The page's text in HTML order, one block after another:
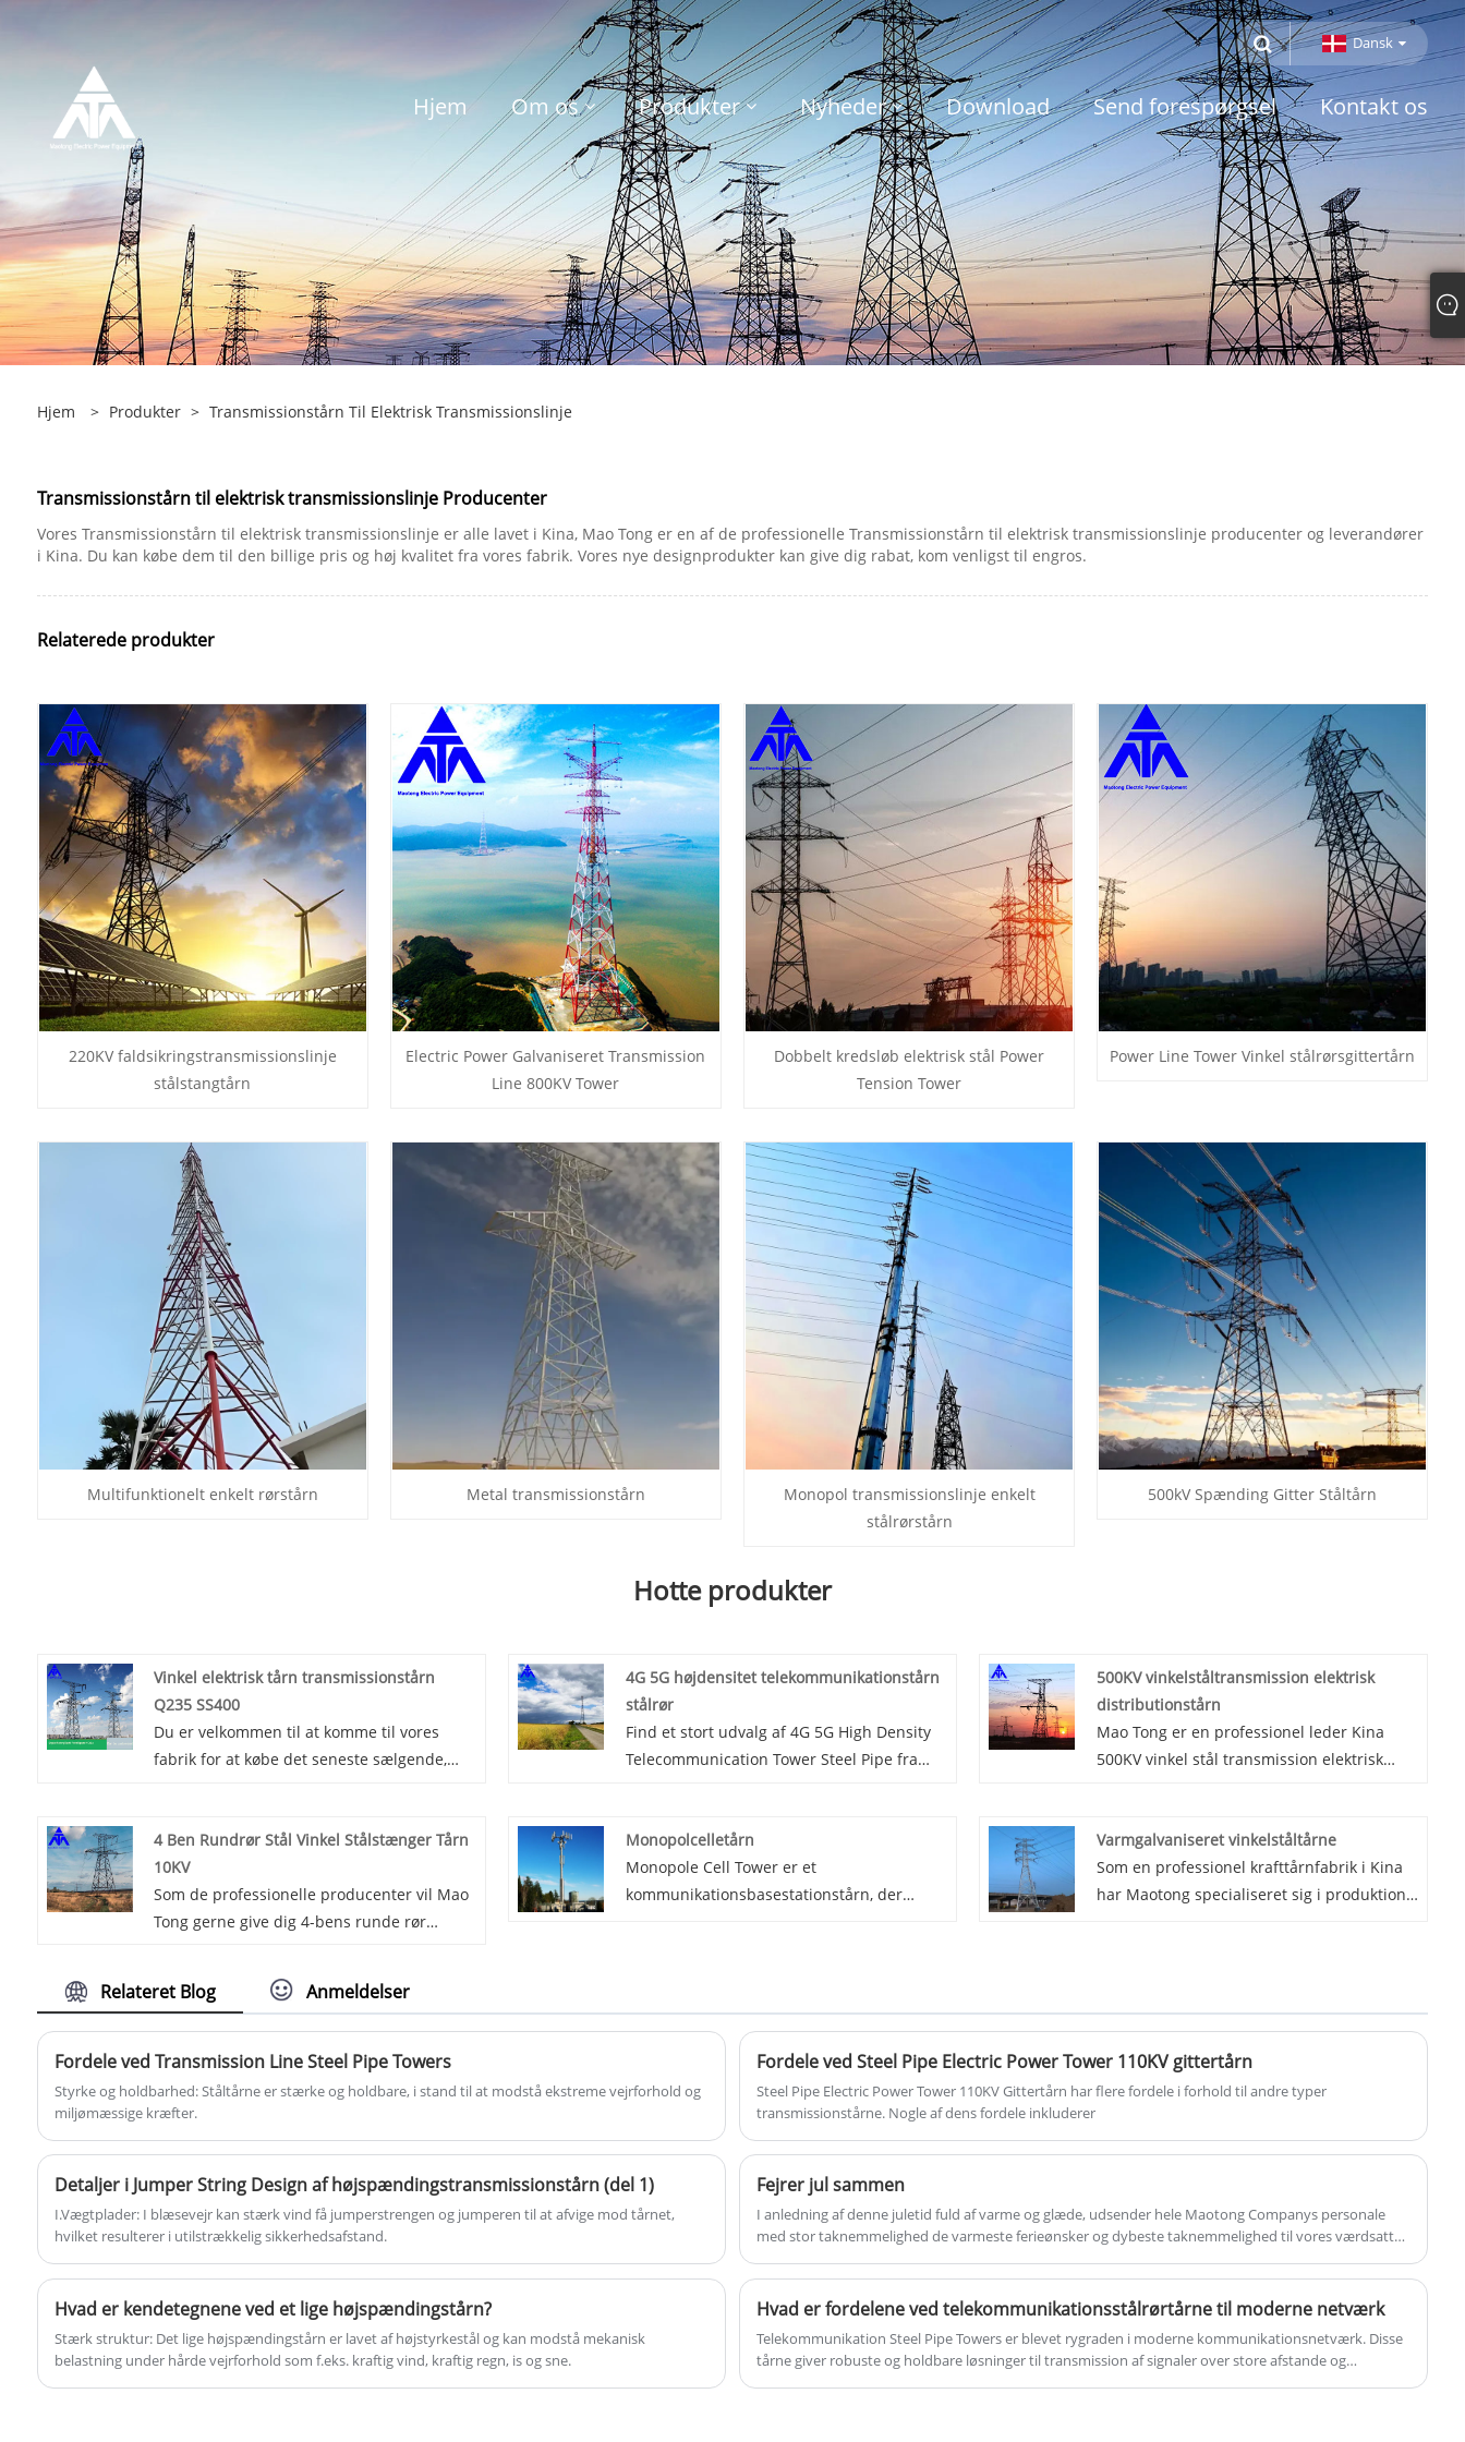
Dansk
Hjem Om os Produkter Nyheder Download Send forespørgsel Kontakt os
Hjem > Produkter > Transmissionstårn Til Elektrisk Transmissionslinje
Transmissionstårn til elektrisk transmissionslinje Producenter
Vores Transmissionstårn til elektrisk transmissionslinje er alle lavet i Kina, Mao Tong er en af ​​de professionelle Transmissionstårn til elektrisk transmissionslinje producenter og leverandører
i Kina. Du kan købe dem til den billige pris og høj kvalitet fra vores fabrik. Vores nye designprodukter kan give dig rabat, kom venligst til engros.
Relaterede produkter
220KV faldsikringstransmissionslinje
stålstangtårn
Electric Power Galvaniseret Transmission
Line 800KV Tower
Dobbelt kredsløb elektrisk stål Power
Tension Tower
Power Line Tower Vinkel stålrørsgittertårn
Multifunktionelt enkelt rørstårn Metal transmissionstårn
Monopol transmissionslinje enkelt
stålrørstårn
500kV Spænding Gitter Ståltårn
Hotte produkter
Vinkel elektrisk tårn transmissionstårn
Q235 SS400
Du er velkommen til at komme til vores
fabrik for at købe det seneste sælgende,
Mao Tong ser frem til at samarbejde med
dig. Niveauet af galvanisering når det
internationale avancerede niveau, og
antikorrosionseffekten kan nå 20-30 år.
4G 5G højdensitet telekommunikationstårn
stålrør
Find et stort udvalg af 4G 5G High Density
Telecommunication Tower Steel Pipe fra
tårnhus, platform, lynafleder, klatrestige og
antennestøtte, og er behandlet med
varmgalvanisering og antikorrosiv.
500KV vinkelståltransmission elektrisk
distributionstårn
Mao Tong er en professionel leder Kina
500KV vinkel stål transmission elektrisk
firkantet struktur krafttårn, bruger Q345B
høj kvalitet ligesom hovedmaterialet i
tårnkroppen, stålkonstruktion, lille
tårnkroppen kan udstyres med 6 lag
platform, hvert lag af platform kan hænges
6 antenner.
4 Ben Rundrør Stål Vinkel Stålstænger Tårn
10KV
Som de professionelle producenter vil Mao
Tong gerne give dig 4-bens runde rør
tilbyde dig den bedste eftersalgsservice og
rettidig levering.
Monopolcelletårn
Monopole Cell Tower er et
kommunikationsbasestationstårn, der
radio og tv. Monopolcelletårn har et simpelt
design og kompakt struktur. Det er velegnet
til forskellige terræn, såsom byer, forstæder
og bjergrige områder, især i områder med
begrænset plads eller høje krav til æstetik.
Varmgalvaniseret vinkelståltårne
Som en professionel krafttårnfabrik i Kina
har Maotong specialiseret sig i produktion
svejsearbejde. Disse holdbare tårne ​​er
lavet af råmaterialer af høj kvalitet, med
pålidelig kvalitet, velegnet til kraft- og
Relateret Blog Anmeldelser
Fordele ved Transmission Line Steel Pipe Towers
Styrke og holdbarhed: Ståltårne ​​er stærke og holdbare, i stand til at modstå ekstreme vejrforhold og
miljømæssige kræfter.
Fordele ved Steel Pipe Electric Power Tower 110KV gittertårn
Steel Pipe Electric Power Tower 110KV Gittertårn har flere fordele i forhold til andre typer
transmissionstårne. Nogle af dens fordele inkluderer
Detaljer i Jumper String Design af højspændingstransmissionstårn (del 1)
I.Vægtplader: I blæsevejr kan stærk vind få jumperstrengen og jumperen til at afvige mod tårnet,
hvilket resulterer i utilstrækkelig sikkerhedsafstand.
Fejrer jul sammen
I anledning af denne juletid fuld af varme og glæde, udsender hele Maotong Companys personale
med stor taknemmelighed de varmeste ferieønsker og dybeste taknemmelighed til vores værdsatte
Hvad er kendetegnene ved et lige højspændingstårn?
Stærk struktur: Det lige højspændingstårn er lavet af højstyrkestål og kan modstå mekanisk
belastning under hårde vejrforhold som f.eks. kraftig vind, kraftig regn, is og sne.
Hvad er fordelene ved telekommunikationsstålrørtårne ​​til moderne netværk
Telekommunikation Steel Pipe Towers er blevet rygraden i moderne kommunikationsnetværk. Disse
tårne ​​giver robuste og holdbare løsninger til transmission af signaler over store afstande og